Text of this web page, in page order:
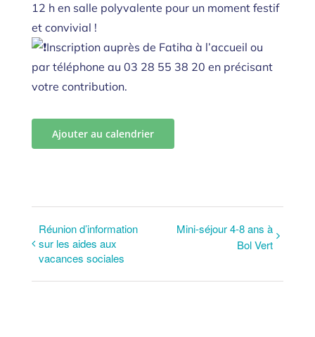
12 h en salle polyvalente pour un moment festif
et convivial !
Inscription auprès de Fatiha à l’accueil ou
par téléphone au 03 28 55 38 20 en précisant
votre contribution.
Ajouter au calendrier
Réunion d’information
sur les aides aux
vacances sociales
Mini-séjour 4-8 ans à
Bol Vert